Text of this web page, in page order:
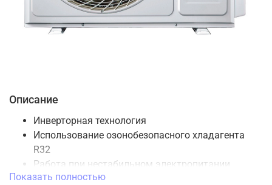
Описание
Инверторная технология
Использование озонобезопасного хладагента
R32
Работа при нестабильном электропитании
Антикоррозийное покрытие теплообменника
Показать полностью